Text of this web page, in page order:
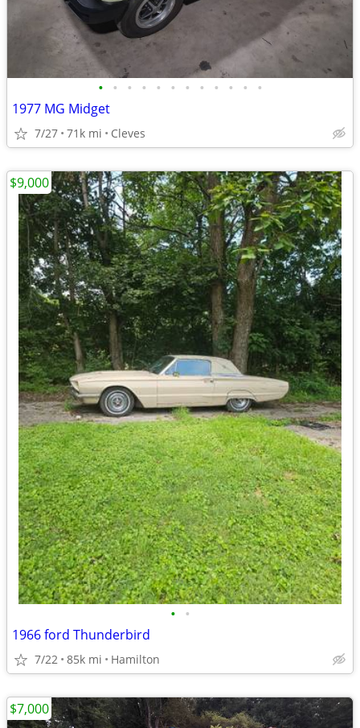
• • • • • • • • • • • •
1977 MG Midget
7/27 71k mi Cleves
• •
1966 ford Thunderbird
7/22 85k mi Hamilton
$9,000
$7,000